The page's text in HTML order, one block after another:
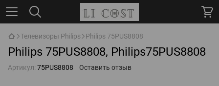
Телевизоры Philips Philips 75PUS8808
Philips 75PUS8808, Philips75PUS8808
Артикул: 75PUS8808 Оставить отзыв